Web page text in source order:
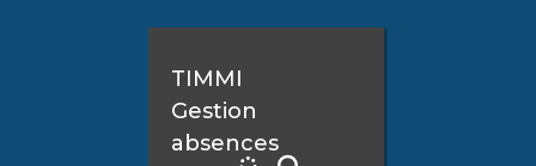
TIMMI
Gestion
absences